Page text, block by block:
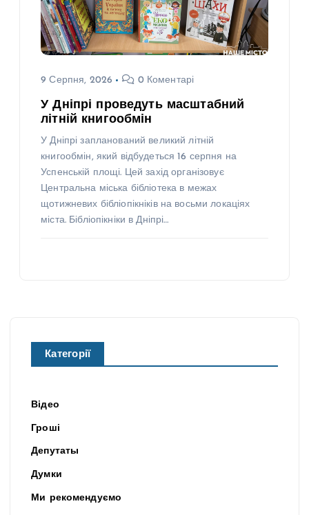
9 Серпня, 2026 0 Коментарі
У Дніпрі проведуть масштабний
літній книгообмін
У Дніпрі запланований великий літній
книгообмін, який відбудеться 16 серпня на
Успенській площі. Цей захід організовує
Центральна міська бібліотека в межах
щотижневих бібліопікніків на восьми локаціях
міста. Бібліопікніки в Дніпрі…
Категорії
Відео
Гроші
Депутаты
Думки
Ми рекомендуємо